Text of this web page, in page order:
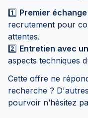
1️⃣ Premier échange
recrutement pour
attentes.
2️⃣ Entretien avec
aspects techniques
Cette offre ne
recherche ?
pourvoir n’hésitez